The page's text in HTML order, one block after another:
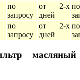
по
запросу
от 2-х
дней
по
по
запросу
от 2-х
дней
по
масляный